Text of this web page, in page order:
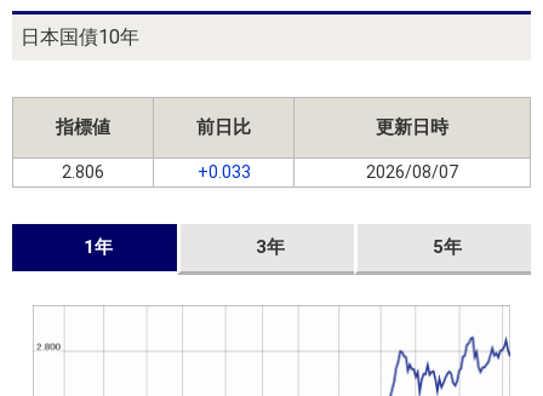
日本国債10年
指標値 前日比 更新日時
2.806 +0.033 2026/08/07
1年 3年 5年